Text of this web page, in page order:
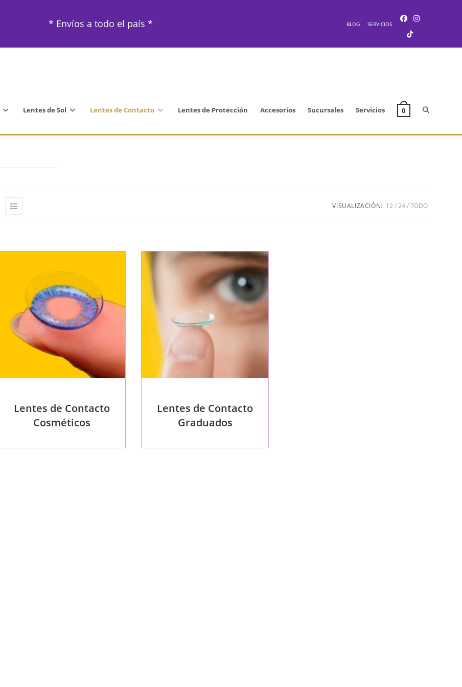
* Envíos a todo el país * BLOG SERVICIOS
Lentes de Sol Lentes de Contacto Lentes de Protección Accesorios Sucursales Servicios 0 Alternar
VISUALIZACIÓN: 12 24 TODO
Lentes de Contacto
Cosméticos
Lentes de Contacto
Graduados